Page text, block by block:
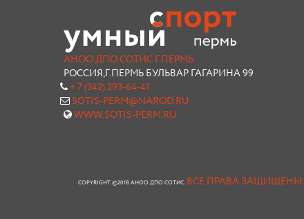
АНОО ДПО СОТИС Г.ПЕРМЬ
РОССИЯ,Г.ПЕРМЬ БУЛЬВАР ГАГАРИНА 99
+ 7 (342) 293-64-41
SOTIS-PERM@NAROD.RU
WWW.SOTIS-PERM.RU
COPYRIGHT ©2018 АНОО ДПО СОТИС. ВСЕ ПРАВА ЗАЩИЩЕНЫ.